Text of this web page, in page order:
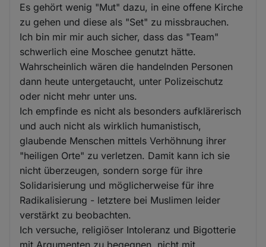
Es gehört wenig "Mut" dazu, in eine offene Kirche
zu gehen und diese als "Set" zu missbrauchen.
Ich bin mir mir auch sicher, dass das "Team"
schwerlich eine Moschee genutzt hätte.
Wahrscheinlich wären die handelnden Personen
dann heute untergetaucht, unter Polizeischutz
oder nicht mehr unter uns.
Ich empfinde es nicht als besonders aufklärerisch
und auch nicht als wirklich humanistisch,
glaubende Menschen mittels Verhöhnung ihrer
"heiligen Orte" zu verletzen. Damit kann ich sie
nicht überzeugen, sondern sorge für ihre
Solidarisierung und möglicherweise für ihre
Radikalisierung - letztere bei Muslimen leider
verstärkt zu beobachten.
Ich versuche, religiöser Intoleranz und Bigotterie